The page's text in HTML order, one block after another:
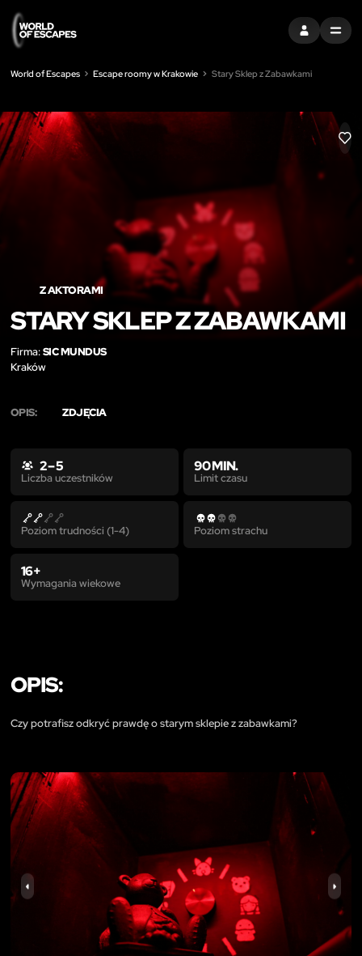
ZALOGUJ SIĘ
MENU
World of Escapes Escape roomy w Krakowie Stary Sklep z Zabawkami
LIKE
Z AKTORAMI
STARY SKLEP Z ZABAWKAMI
Firma:SIC MUNDUS
Kraków
OPIS: ZDJĘCIA
2 – 5
Liczba uczestników
90 MIN.
Limit czasu
Poziom trudności (1-4) Poziom strachu
16+
Wymagania wiekowe
OPIS:
Czy potrafisz odkryć prawdę o starym sklepie z zabawkami?